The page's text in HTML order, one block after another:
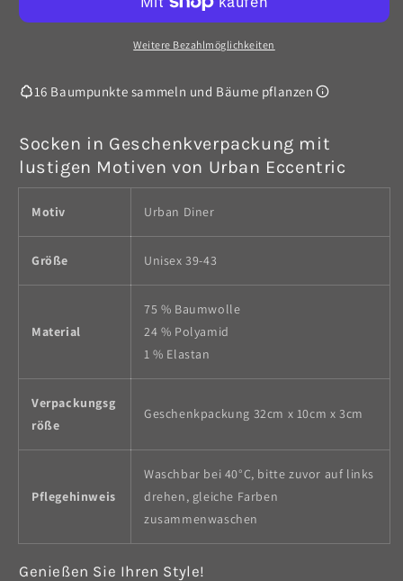
Paar
Diner
Paar
Socken
Diner
Weitere Bezahlmöglichkeiten
16 Baumpunkte sammeln und Bäume pflanzen
Socken in Geschenkverpackung mit
lustigen Motiven von Urban Eccentric
Motiv Urban Diner
Größe Unisex 39-43
Material
75 % Baumwolle
24 % Polyamid
1 % Elastan
Verpackungsg
röße
Geschenkpackung 32cm x 10cm x 3cm
Pflegehinweis
Waschbar bei 40°C, bitte zuvor auf links
drehen, gleiche Farben
zusammenwaschen
Genießen Sie Ihren Style!